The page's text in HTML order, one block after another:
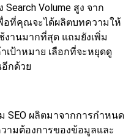
Volume สูง จาก
อที่คุณจะได้ผลิตบทความให้
งานมากที่สุด แถมยังเพิ่ม
ป้าหมาย เลือกที่จะหยุดดู
กด้วย
SEO ผลิตมาจากการกำหนด
ามต้องการของข้อมูลและ